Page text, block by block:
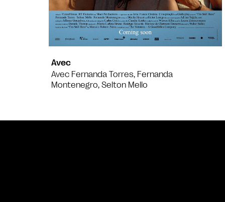
Avec
Avec Fernanda Torres, Fernanda
Montenegro, Selton Mello